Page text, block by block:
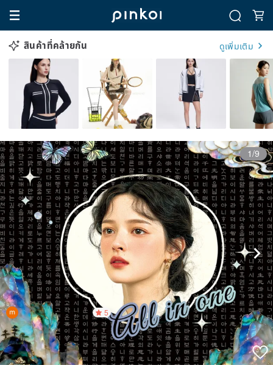
สินค้าที่คล้ายกัน ดูเพิ่มเติม
1/9
5